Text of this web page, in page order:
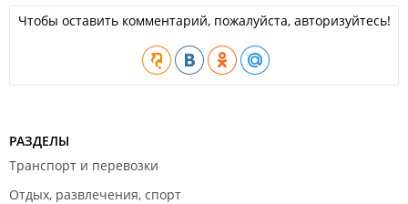
Чтобы оставить комментарий, пожалуйста, авторизуйтесь!
РАЗДЕЛЫ
Транспорт и перевозки
Отдых, развлечения, спорт